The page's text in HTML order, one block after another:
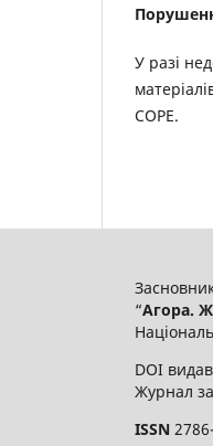
У разі
COPE.
“Агора.
DOI
Журнал
ISSN